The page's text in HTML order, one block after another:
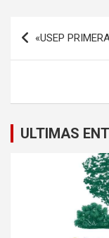
Navegación
de
«USEP
ULTIMAS